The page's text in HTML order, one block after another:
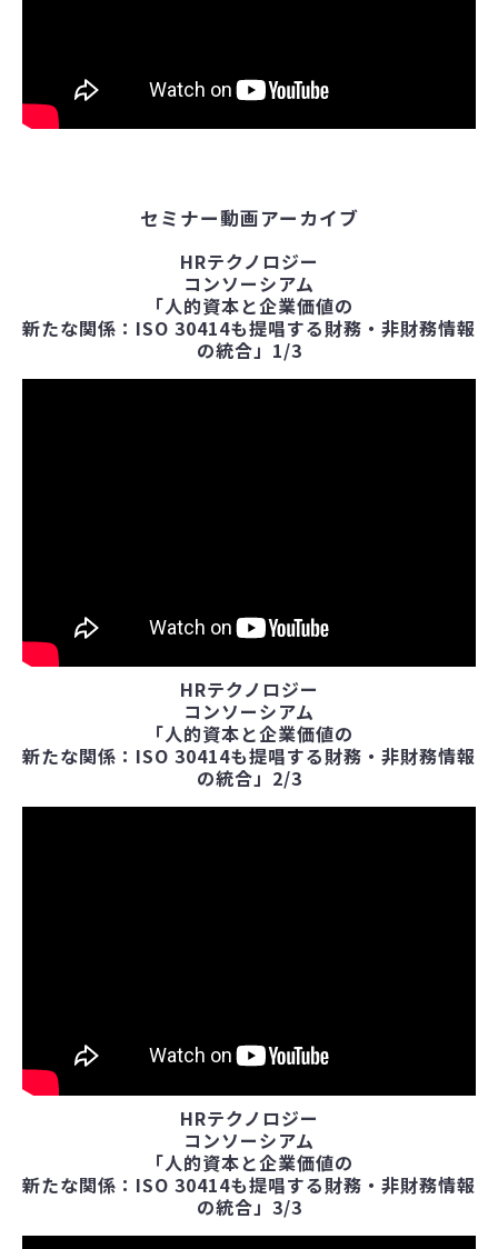
セミナー動画アーカイブ
HRテクノロジー
コンソーシアム
「人的資本と企業価値の
新たな関係：ISO 30414も提唱する財務・非財務情報
の統合」1/3
HRテクノロジー
コンソーシアム
「人的資本と企業価値の
新たな関係：ISO 30414も提唱する財務・非財務情報
の統合」2/3
HRテクノロジー
コンソーシアム
「人的資本と企業価値の
新たな関係：ISO 30414も提唱する財務・非財務情報
の統合」3/3